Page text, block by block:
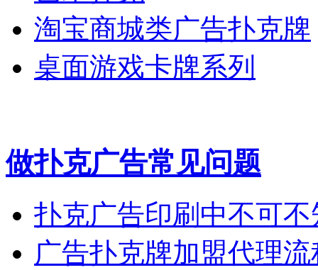
淘宝商城类广告扑克牌
桌面游戏卡牌系列
做扑克广告常见问题
扑克广告印刷中不可
广告扑克牌加盟代理流